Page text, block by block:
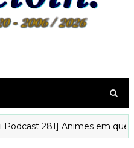
281] Animes em que